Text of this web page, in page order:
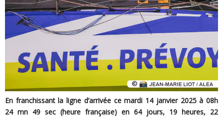
En franchissant la ligne d’arrivée ce mardi 14 janvier 2025 à 08h
24 mn 49 sec (heure française) en 64 jours, 19 heures, 22